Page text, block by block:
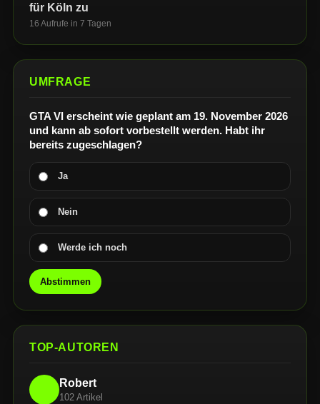
für Köln zu
16 Aufrufe in 7 Tagen
UMFRAGE
GTA VI erscheint wie geplant am 19. November 2026
und kann ab sofort vorbestellt werden. Habt ihr
bereits zugeschlagen?
Ja
Nein
Werde ich noch
Abstimmen
TOP-AUTOREN
Robert
102 Artikel